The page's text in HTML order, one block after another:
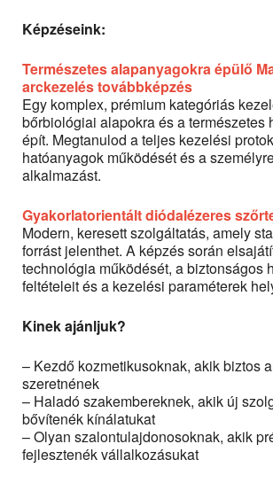
Képzéseink:
Természetes alapanyagokra épülő
arckezelés továbbképzés
Egy komplex, prémium kategóriás
bőrbiológiai alapokra és a természetes
épít. Megtanulod a teljes kezelési
hatóanyagok működését és a
alkalmazást.
Gyakorlatorientált diódalézeres
Modern, keresett szolgáltatás, amely
forrást jelenthet. A képzés során
technológia működését, a biztonságos
feltételeit és a kezelési paraméterek
Kinek ajánljuk?
– Kezdő kozmetikusoknak, akik biztos
szeretnének
– Haladó szakembereknek, akik új
bővítenék kínálatukat
– Olyan szalontulajdonosoknak, akik
fejlesztenék vállalkozásukat